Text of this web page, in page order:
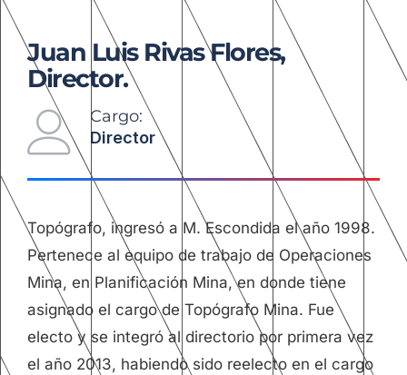
Juan Luis Rivas Flores,
Director.
Cargo:
Director
Topógrafo, ingresó a M. Escondida el año 1998.
Pertenece al equipo de trabajo de Operaciones
Mina, en Planificación Mina, en donde tiene
asignado el cargo de Topógrafo Mina. Fue
electo y se integró al directorio por primera vez
el año 2013, habiendo sido reelecto en el cargo